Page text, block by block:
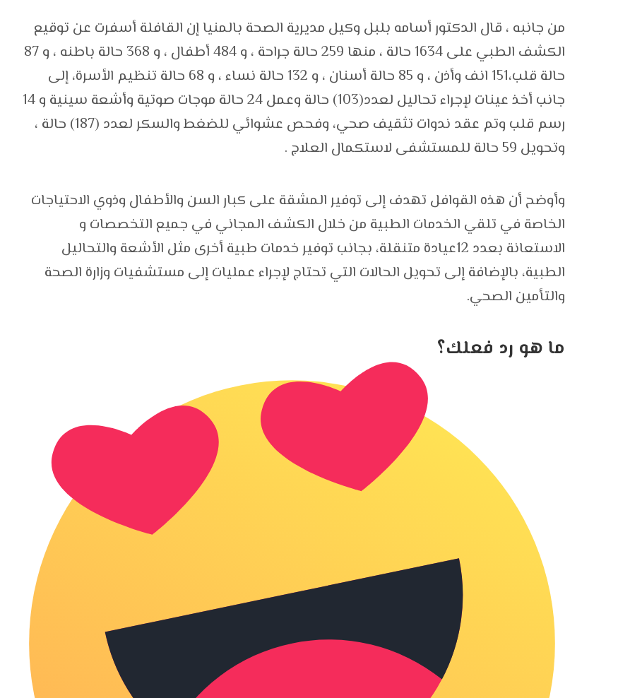
من جانبه ، قال الدكتور أسامه بلبل وكيل مديرية الصحة بالمنيا إن القافلة أسفرت عن توقيع
الكشف الطبي على 1634 حالة ، منها 259 حالة جراحة ، و 484 أطفال ، و 368 حالة باطنه ، و 87
حالة قلب،151 انف وأذن ، و 85 حالة أسنان ، و 132 حالة نساء ، و 68 حالة تنظيم الأسرة، إلى
جانب أخذ عينات لإجراء تحاليل لعدد(103) حالة وعمل 24 حالة موجات صوتية وأشعة سينية و 14
رسم قلب وتم عقد ندوات تثقيف صحي، وفحص عشوائي للضغط والسكر لعدد (187) حالة ،
وتحويل 59 حالة للمستشفى لاستكمال العلاج .
وأوضح أن هذه القوافل تهدف إلى توفير المشقة على كبار السن والأطفال وذوي الاحتياجات
الخاصة في تلقي الخدمات الطبية من خلال الكشف المجاني في جميع التخصصات و
الاستعانة بعدد 12عيادة متنقلة، بجانب توفير خدمات طبية أخرى مثل الأشعة والتحاليل
الطبية، بالإضافة إلى تحويل الحالات التي تحتاج لإجراء عمليات إلى مستشفيات وزارة الصحة
والتأمين الصحي.
ما هو رد فعلك؟